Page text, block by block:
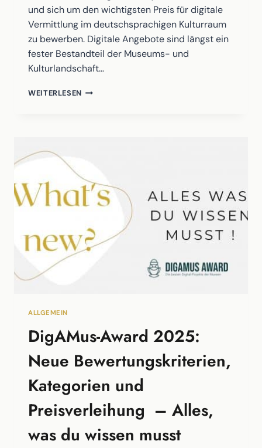
und sich um den wichtigsten Preis für digitale
Vermittlung im deutschsprachigen Kulturraum
zu bewerben. Digitale Angebote sind längst ein
fester Bestandteil der Museums- und
Kulturlandschaft…
WEITERLESEN DER
DIGITALEN
PROJEKTE
EIN!
ALLGEMEIN
DigAMus-Award 2025:
Neue Bewertungskriterien,
Kategorien und
Preisverleihung – Alles,
was du wissen musst